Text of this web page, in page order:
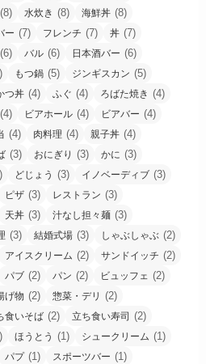
(8) 水炊き (8) 海鮮丼 (8)
ー (7) フレンチ (7) 丼 (7)
(6) バル (6) 日本酒バー (6)
もつ鍋 (5) ジンギスカン (5)
つ丼 (4) ふぐ (4) ろばた焼き (4)
(4) ビアホール (4) ビアバー (4)
(4) 肉料理 (4) 親子丼 (4)
(3) おにぎり (3) かに (3)
どじょう (3) イノベーディブ (3)
ピザ (3) レストラン (3)
天丼 (3) 汁なし担々麺 (3)
(3) 結婚式場 (3) しゃぶしゃぶ (2)
アイスクリーム (2) サンドイッチ (2)
パブ (2) パン (2) ビュッフェ (2)
げ物 (2) 惣菜・デリ (2)
食いそば (2) 立ち食い寿司 (2)
ほうとう (1) シュークリーム (1)
パプ(1) スポーツバー (1)